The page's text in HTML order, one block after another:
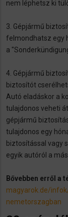
nem léphetsz ki
3. Gépjármű
felmondhatsz egy
a
4. Gépjármű
biztosítót
Autó eladáskor a
tulajdonos veheti
gépjármű
tulajdonos egy
biztosítással vagy
egyik autóról a
Bővebben erről a
magyarok.de/
nemetorszagban